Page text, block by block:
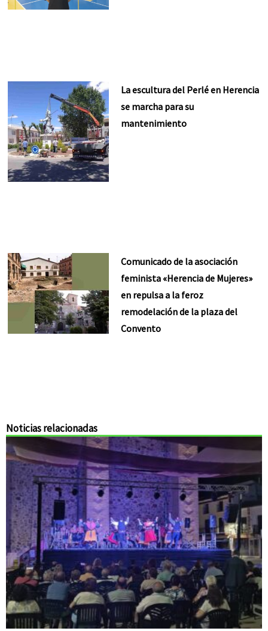
La escultura del Perlé en Herencia
se marcha para su
mantenimiento
Comunicado de la asociación
feminista «Herencia de Mujeres»
en repulsa a la feroz
remodelación de la plaza del
Convento
Noticias relacionadas